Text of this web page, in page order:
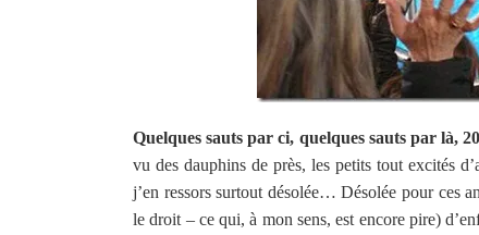
Quelques sauts par ci, quelques sauts par là,
vu des dauphins de près, les petits tout excités
j’en ressors surtout désolée… Désolée pour ces
le droit – ce qui, à mon sens, est encore pire)